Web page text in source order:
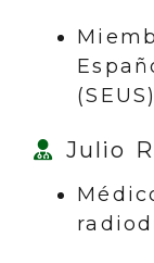
(SEUS)
Julio